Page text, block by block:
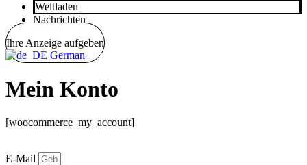
Weltladen
Nachrichten
Ihre Anzeige aufgeben
German
Mein Konto
[woocommerce_my_account]
E-Mail